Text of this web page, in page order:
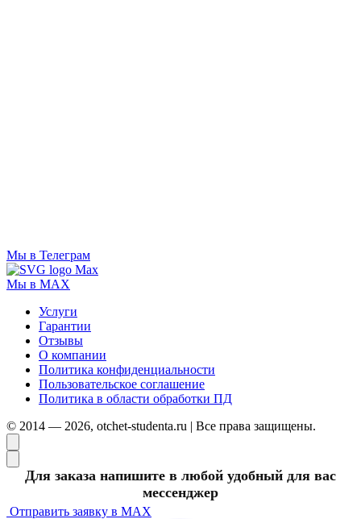
Мы в Телеграм
Мы в MAX
Услуги
Гарантии
Отзывы
О компании
Политика конфиденциальности
Пользовательское соглашение
Политика в области обработки ПД
© 2014 — 2026, otchet-studenta.ru | Все права защищены.
Для заказа напишите в любой удобный для вас
мессенджер
Отправить заявку в MAX